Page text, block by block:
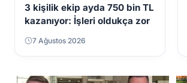
3 kişilik ekip ayda 750 bin TL
kazanıyor: İşleri oldukça zor
7 Ağustos 2026